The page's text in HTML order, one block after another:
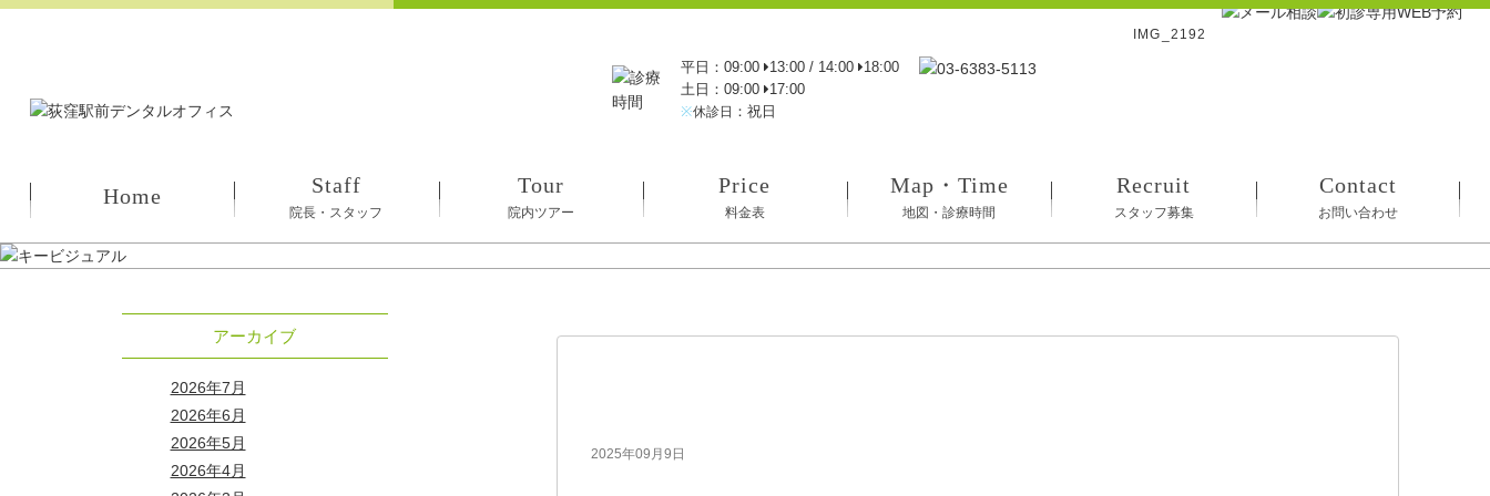
IMG_2192
平日：09:00 13:00 / 14:00
18:00
土日：09:00
17:00
※休診日 ：祝日
Home Staff
院長・スタッフ
Tour
院内ツアー
Price
料金表
Map・Time
地図・診療時間
Recruit
スタッフ募集
Contact
お問い合わせ
アーカイブ
2026年7月
2026年6月
2026年5月
2026年4月
2025年09月9日